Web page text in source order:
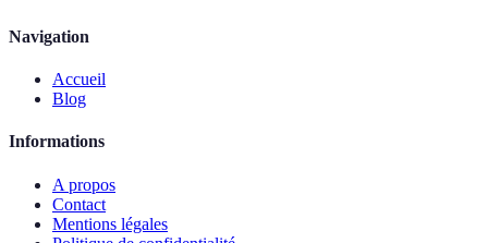
Navigation
Accueil
Blog
Informations
A propos
Contact
Mentions légales